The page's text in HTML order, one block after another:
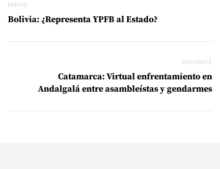
Previo
PREVIO
Bolivia: ¿Representa YPFB al Estado?
SIGUIENTE
Catamarca: Virtual enfrentamiento en
Andalgalá entre asambleístas y gendarmes